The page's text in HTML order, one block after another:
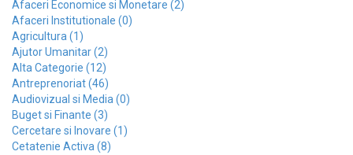
Afaceri Economice si Monetare (2)
Afaceri Institutionale (0)
Agricultura (1)
Ajutor Umanitar (2)
Alta Categorie (12)
Antreprenoriat (46)
Audiovizual si Media (0)
Buget si Finante (3)
Cercetare si Inovare (1)
Cetatenie Activa (8)